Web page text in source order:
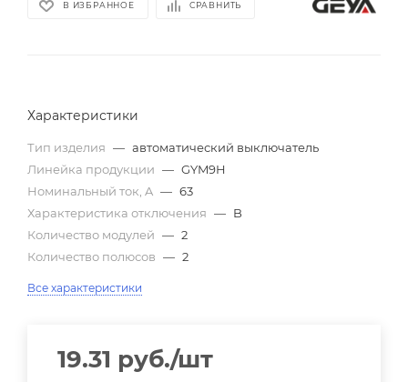
В ИЗБРАННОЕ СРАВНИТЬ
Характеристики
Тип изделия — автоматический выключатель
Линейка продукции — GYM9H
Номинальный ток, A — 63
Характеристика отключения — B
Количество модулей — 2
Количество полюсов — 2
Все характеристики
19.31 руб./шт